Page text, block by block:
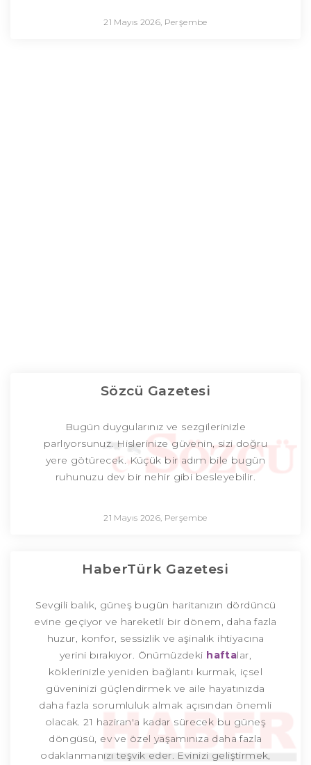
21 Mayıs 2026, Perşembe
Sözcü Gazetesi
Bugün duygularınız ve sezgilerinizle
parlıyorsunuz. Hislerinize güvenin, sizi doğru
yere götürecek. Küçük bir adım bile bugün
ruhunuzu dev bir nehir gibi besleyebilir.
21 Mayıs 2026, Perşembe
HaberTürk Gazetesi
Sevgili balık, güneş bugün haritanızın dördüncü
evine geçiyor ve hareketli bir dönem, daha fazla
huzur, konfor, sessizlik ve aşinalık ihtiyacına
yerini bırakıyor. Önümüzdeki haftalar,
köklerinizle yeniden bağlantı kurmak, içsel
güveninizi güçlendirmek ve aile hayatınızda
daha fazla sorumluluk almak açısından önemli
olacak. 21 haziran'a kadar sürecek bu güneş
döngüsü, ev ve özel yaşamınıza daha fazla
odaklanmanızı teşvik eder. Evinizi geliştirmek,